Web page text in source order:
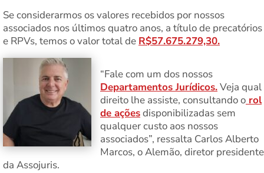
Se considerarmos os valores recebidos por nossos
associados nos últimos quatro anos, a título de precatórios
e RPVs, temos o valor total de R$57.675.279,30.
“Fale com um dos nossos
Departamentos Jurídicos.Veja qual
direito lhe assiste, consultando o rol
de açõesdisponibilizadas sem
qualquer custo aos nossos
associados”, ressalta Carlos Alberto
Marcos, o Alemão, diretor presidente
da Assojuris.